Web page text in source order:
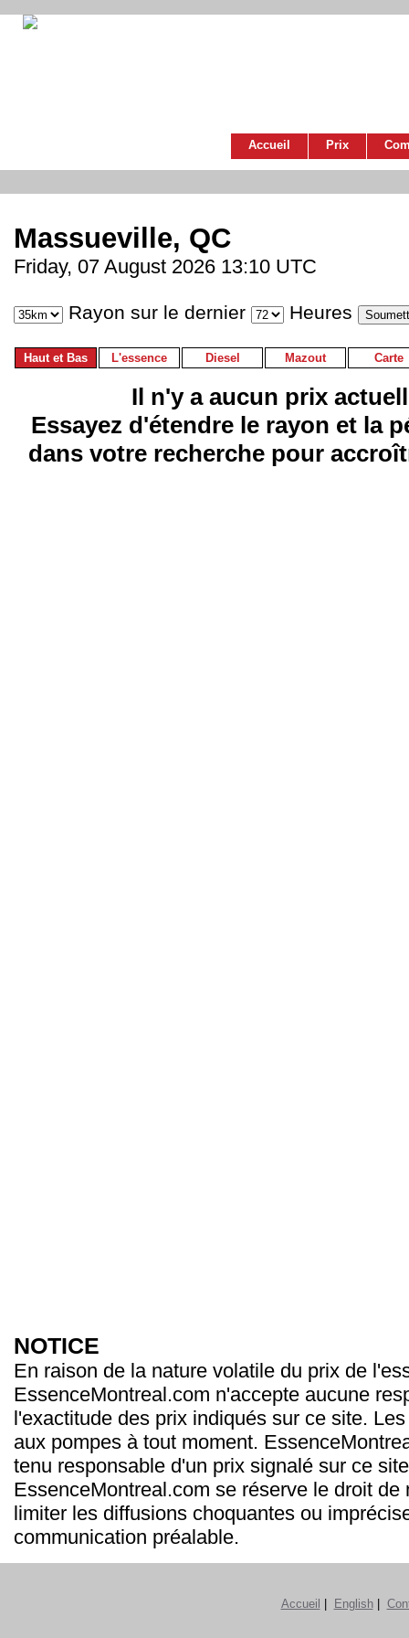
Accueil Prix
Massueville, QC
Friday, 07 August 2026 13:10 UTC
Rayon sur le dernier Heures
Haut et Bas L'essence Diesel Mazout Carte
Il n'y a aucun prix
Essayez d'étendre le rayon et la
dans votre recherche pour
NOTICE
En raison de la nature volatile du prix de
EssenceMontreal.com n'accepte aucune
l'exactitude des prix indiqués sur ce site.
aux pompes à tout moment.
tenu responsable d'un prix signalé sur ce
EssenceMontreal.com se réserve le droit de
limiter les diffusions choquantes ou
communication préalable.
Accueil English|